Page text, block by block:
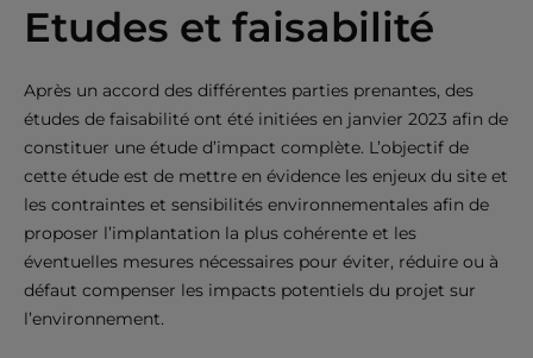
Etudes et faisabilité
Après un accord des différentes parties prenantes, des
études de faisabilité ont été initiées en janvier 2023 afin de
constituer une étude d’impact complète. L’objectif de
cette étude est de mettre en évidence les enjeux du site et
les contraintes et sensibilités environnementales afin de
proposer l’implantation la plus cohérente et les
éventuelles mesures nécessaires pour éviter, réduire ou à
défaut compenser les impacts potentiels du projet sur
l’environnement.